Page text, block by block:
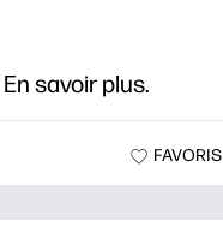
savoir plus.
FAVORIS